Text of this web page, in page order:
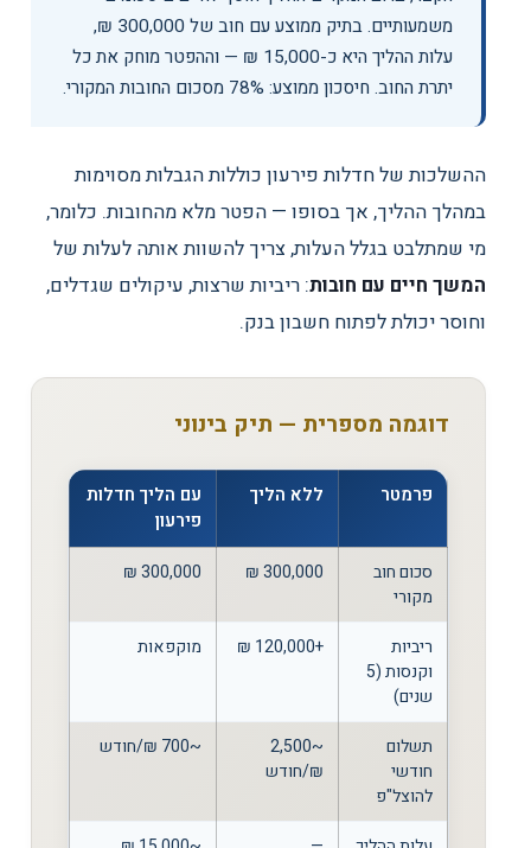
משמעותיים. בתיק ממוצע עם חוב של 300,000 ₪,
עלות ההליך היא כ-15,000 ₪ — וההפטר מוחק את כל
יתרת החוב. חיסכון ממוצע: 78% מסכום החובות המקורי.
ההשלכות של חדלות פירעון כוללות הגבלות מסוימות
במהלך ההליך, אך בסופו — הפטר מלא מהחובות. כלומר,
מי שמתלבט בגלל העלות, צריך להשוות אותה לעלות של
המשך חיים עם חובות: ריביות שרצות, עיקולים שגדלים,
וחוסר יכולת לפתוח חשבון בנק.
דוגמה מספרית — תיק בינוני
פרמטר ללא הליך
עם הליך חדלות
פירעון
סכום חוב
מקורי
300,000 ₪
300,000 ₪
ריביות
וקנסות (5
שנים)
+120,000 ₪ מוקפאות
תשלום
חודשי
להוצל"פ
~2,500
₪/חודש
~700 ₪/חודש